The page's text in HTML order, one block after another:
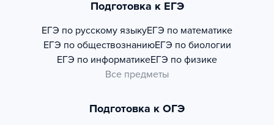
Подготовка к ЕГЭ
ЕГЭ по русскому языкуЕГЭ по математике
ЕГЭ по обществознаниюЕГЭ по биологии
ЕГЭ по информатикеЕГЭ по физике
Все предметы
Подготовка к ОГЭ